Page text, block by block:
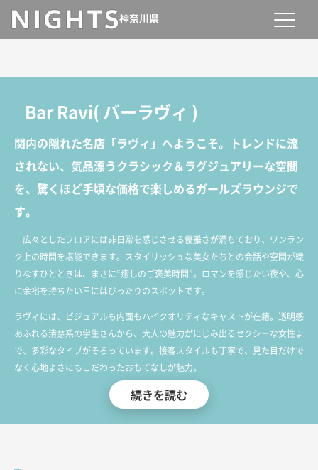
神奈川県
Bar Ravi( バーラヴィ )
関内の隠れた名店「ラヴィ」へようこそ。トレンドに流
されない、気品漂うクラシック＆ラグジュアリーな空間
を、驚くほど手頃な価格で楽しめるガールズラウンジで
す。
広々としたフロアには非日常を感じさせる優雅さが満ちており、ワンラン
ク上の時間を堪能できます。スタイリッシュな美女たちとの会話や空間が織
りなすひとときは、まさに“癒しのご褒美時間”。ロマンを感じたい夜や、心
に余裕を持ちたい日にはぴったりのスポットです。
ラヴィには、ビジュアルも内面もハイクオリティなキャストが在籍。透明感
あふれる清楚系の学生さんから、大人の魅力がにじみ出るセクシーな女性ま
で、多彩なタイプがそろっています。接客スタイルも丁寧で、見た目だけで
なく心地よさにもこだわったおもてなしが魅力。
贅沢だけど気取らない、そんな絶妙なバランスを体感したい方は、ぜひ関内
のラヴィで極上のひとときをお過ごしください。
続きを読む